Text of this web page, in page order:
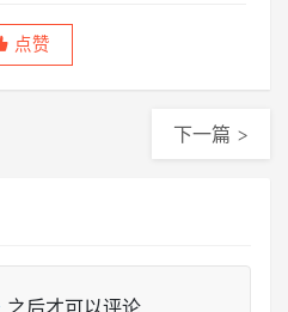
的原创。
点赞
下一篇 >
之后才可以评论